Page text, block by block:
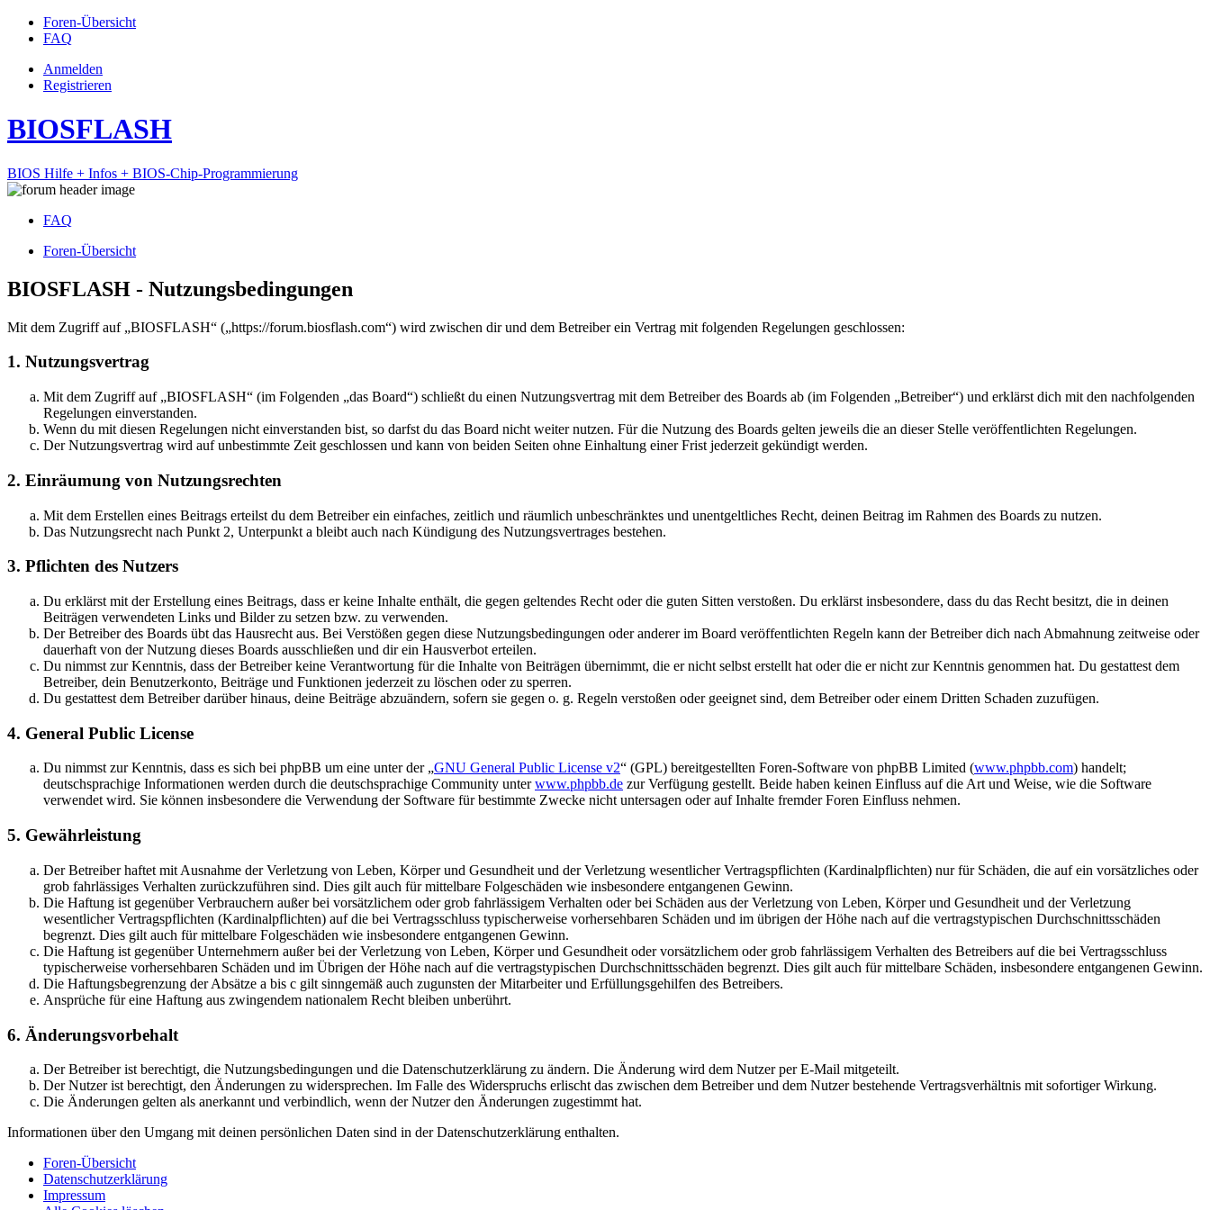
Foren-Übersicht
FAQ
Anmelden
Registrieren
BIOSFLASH
BIOS Hilfe + Infos + BIOS-Chip-Programmierung
FAQ
Foren-Übersicht
BIOSFLASH - Nutzungsbedingungen
Mit dem Zugriff auf „BIOSFLASH“ („https://forum.biosflash.com“) wird zwischen dir und dem Betreiber ein Vertrag mit folgenden Regelungen geschlossen:
1. Nutzungsvertrag
Mit dem Zugriff auf „BIOSFLASH“ (im Folgenden „das Board“) schließt du einen Nutzungsvertrag mit dem Betreiber des Boards ab (im Folgenden „Betreiber“) und erklärst dich mit den nachfolgenden
Regelungen einverstanden.
Wenn du mit diesen Regelungen nicht einverstanden bist, so darfst du das Board nicht weiter nutzen. Für die Nutzung des Boards gelten jeweils die an dieser Stelle veröffentlichten Regelungen.
Der Nutzungsvertrag wird auf unbestimmte Zeit geschlossen und kann von beiden Seiten ohne Einhaltung einer Frist jederzeit gekündigt werden.
2. Einräumung von Nutzungsrechten
Mit dem Erstellen eines Beitrags erteilst du dem Betreiber ein einfaches, zeitlich und räumlich unbeschränktes und unentgeltliches Recht, deinen Beitrag im Rahmen des Boards zu nutzen.
Das Nutzungsrecht nach Punkt 2, Unterpunkt a bleibt auch nach Kündigung des Nutzungsvertrages bestehen.
3. Pflichten des Nutzers
Du erklärst mit der Erstellung eines Beitrags, dass er keine Inhalte enthält, die gegen geltendes Recht oder die guten Sitten verstoßen. Du erklärst insbesondere, dass du das Recht besitzt, die in deinen
Beiträgen verwendeten Links und Bilder zu setzen bzw. zu verwenden.
Der Betreiber des Boards übt das Hausrecht aus. Bei Verstößen gegen diese Nutzungsbedingungen oder anderer im Board veröffentlichten Regeln kann der Betreiber dich nach Abmahnung zeitweise oder
dauerhaft von der Nutzung dieses Boards ausschließen und dir ein Hausverbot erteilen.
Du nimmst zur Kenntnis, dass der Betreiber keine Verantwortung für die Inhalte von Beiträgen übernimmt, die er nicht selbst erstellt hat oder die er nicht zur Kenntnis genommen hat. Du gestattest dem
Betreiber, dein Benutzerkonto, Beiträge und Funktionen jederzeit zu löschen oder zu sperren.
Du gestattest dem Betreiber darüber hinaus, deine Beiträge abzuändern, sofern sie gegen o. g. Regeln verstoßen oder geeignet sind, dem Betreiber oder einem Dritten Schaden zuzufügen.
4. General Public License
Du nimmst zur Kenntnis, dass es sich bei phpBB um eine unter der „GNU General Public License v2“ (GPL) bereitgestellten Foren-Software von phpBB Limited (www.phpbb.com) handelt;
deutschsprachige Informationen werden durch die deutschsprachige Community unterwww.phpbb.de zur Verfügung gestellt. Beide haben keinen Einfluss auf die Art und Weise, wie die Software
verwendet wird. Sie können insbesondere die Verwendung der Software für bestimmte Zwecke nicht untersagen oder auf Inhalte fremder Foren Einfluss nehmen.
5. Gewährleistung
Der Betreiber haftet mit Ausnahme der Verletzung von Leben, Körper und Gesundheit und der Verletzung wesentlicher Vertragspflichten (Kardinalpflichten) nur für Schäden, die auf ein vorsätzliches oder
grob fahrlässiges Verhalten zurückzuführen sind. Dies gilt auch für mittelbare Folgeschäden wie insbesondere entgangenen Gewinn.
Die Haftung ist gegenüber Verbrauchern außer bei vorsätzlichem oder grob fahrlässigem Verhalten oder bei Schäden aus der Verletzung von Leben, Körper und Gesundheit und der Verletzung
wesentlicher Vertragspflichten (Kardinalpflichten) auf die bei Vertragsschluss typischerweise vorhersehbaren Schäden und im übrigen der Höhe nach auf die vertragstypischen Durchschnittsschäden
begrenzt. Dies gilt auch für mittelbare Folgeschäden wie insbesondere entgangenen Gewinn.
Die Haftung ist gegenüber Unternehmern außer bei der Verletzung von Leben, Körper und Gesundheit oder vorsätzlichem oder grob fahrlässigem Verhalten des Betreibers auf die bei Vertragsschluss
typischerweise vorhersehbaren Schäden und im Übrigen der Höhe nach auf die vertragstypischen Durchschnittsschäden begrenzt. Dies gilt auch für mittelbare Schäden, insbesondere entgangenen Gewinn.
Die Haftungsbegrenzung der Absätze a bis c gilt sinngemäß auch zugunsten der Mitarbeiter und Erfüllungsgehilfen des Betreibers.
Ansprüche für eine Haftung aus zwingendem nationalem Recht bleiben unberührt.
6. Änderungsvorbehalt
Der Betreiber ist berechtigt, die Nutzungsbedingungen und die Datenschutzerklärung zu ändern. Die Änderung wird dem Nutzer per E-Mail mitgeteilt.
Der Nutzer ist berechtigt, den Änderungen zu widersprechen. Im Falle des Widerspruchs erlischt das zwischen dem Betreiber und dem Nutzer bestehende Vertragsverhältnis mit sofortiger Wirkung.
Die Änderungen gelten als anerkannt und verbindlich, wenn der Nutzer den Änderungen zugestimmt hat.
Informationen über den Umgang mit deinen persönlichen Daten sind in der Datenschutzerklärung enthalten.
Foren-Übersicht
Datenschutzerklärung
Impressum